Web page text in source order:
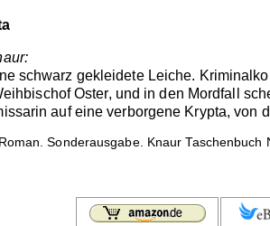
schwarz gekleidete Leiche.
Oster, und in den Mordfall
auf eine verborgene Krypta, von
Roman. Sonderausgabe. Knaur